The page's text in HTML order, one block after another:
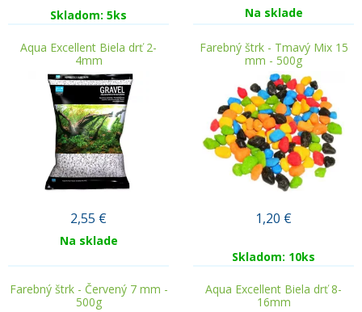
Skladom: 5ks Na sklade
Aqua Excellent Biela drť 2-
4mm
2,55 €
Na sklade
Farebný štrk - Tmavý Mix 15
mm - 500g
1,20 €
Skladom: 10ks
Farebný štrk - Červený 7 mm -
500g
Aqua Excellent Biela drť 8-
16mm